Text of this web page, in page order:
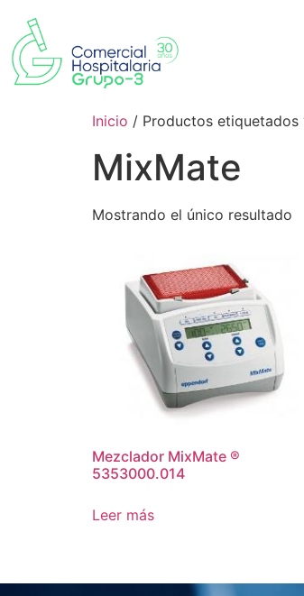
Inicio / Productos etiquetados
MixMate
Mostrando el único resultado
Mezclador MixMate ®
5353000.014
Leer más